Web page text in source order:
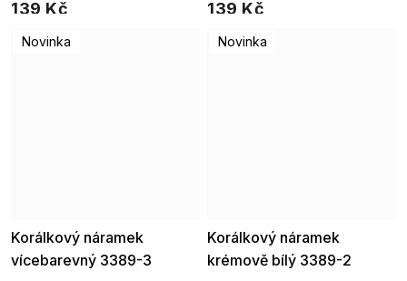
139 Kč 139 Kč
Novinka
Korálkový náramek
vícebarevný 3389-3
Novinka
Korálkový náramek
krémově bílý 3389-2